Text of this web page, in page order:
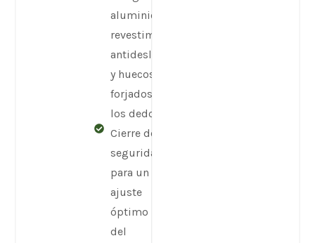
aluminio con
revestimiento
antideslizante
y huecos
forjados para
los dedos
Cierre de
seguridad
para un
ajuste
óptimo
del